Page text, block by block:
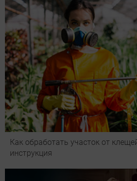
Как обработать участок от
инструкция